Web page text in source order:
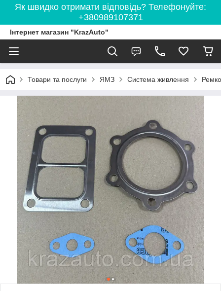
Як швидко отримати відповідь? Телефонуйте:
+380989107371
Інтернет магазин "KrazAuto"
Товари та послуги ЯМЗ Система живлення